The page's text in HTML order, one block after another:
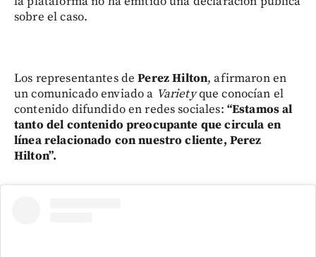
sobre el caso.
Los representantes dePerez Hilton, afirmaron en
un comunicado enviado a Varietyque conocían el
contenido difundido en redes sociales: “Estamos al
tanto del contenido preocupante que circula en
línea relacionado con nuestro cliente, Perez
Hilton”.